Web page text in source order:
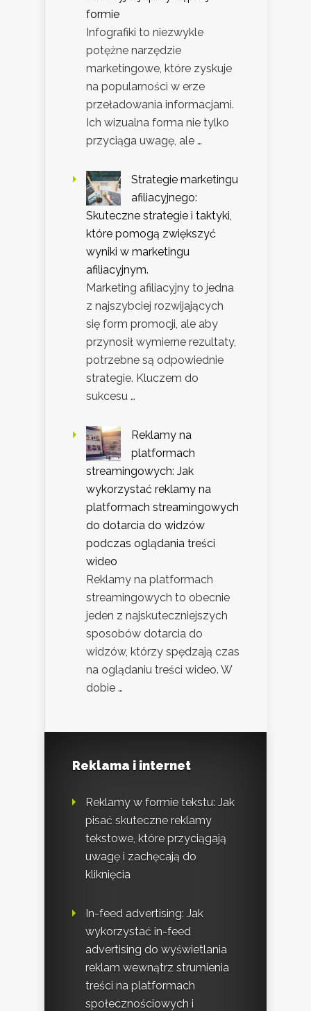
formie
Infografiki to niezwykle
potężne narzędzie
marketingowe, które zyskuje
na popularności w erze
przeładowania informacjami.
Ich wizualna forma nie tylko
przyciąga uwagę, ale …
Strategie marketingu
afiliacyjnego:
Skuteczne strategie i taktyki,
które pomogą zwiększyć
wyniki w marketingu
afiliacyjnym.
Marketing afiliacyjny to jedna
z najszybciej rozwijających
się form promocji, ale aby
przynosił wymierne rezultaty,
potrzebne są odpowiednie
strategie. Kluczem do
sukcesu …
Reklamy na
platformach
streamingowych: Jak
wykorzystać reklamy na
platformach streamingowych
do dotarcia do widzów
podczas oglądania treści
wideo
Reklamy na platformach
streamingowych to obecnie
jeden z najskuteczniejszych
sposobów dotarcia do
widzów, którzy spędzają czas
na oglądaniu treści wideo. W
dobie …
Reklama i internet
Reklamy w formie tekstu: Jak
pisać skuteczne reklamy
tekstowe, które przyciągają
uwagę i zachęcają do
kliknięcia
In-feed advertising: Jak
wykorzystać in-feed
advertising do wyświetlania
reklam wewnątrz strumienia
treści na platformach
społecznościowych i